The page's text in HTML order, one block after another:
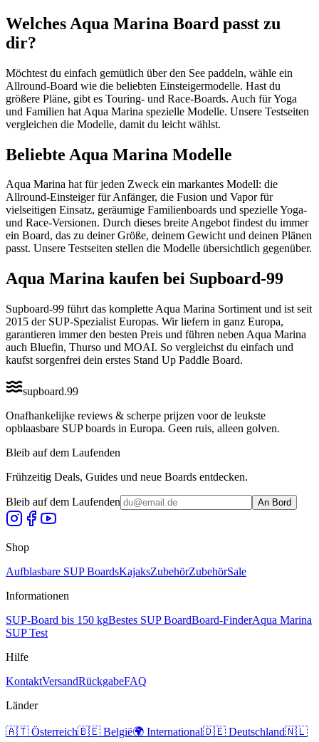
Welches Aqua Marina Board passt zu
dir?
Möchtest du einfach gemütlich über den See paddeln, wähle ein
Allround-Board wie die beliebten Einsteigermodelle. Hast du
größere Pläne, gibt es Touring- und Race-Boards. Auch für Yoga
und Familien hat Aqua Marina spezielle Modelle. Unsere Testseiten
vergleichen die Modelle, damit du leicht wählst.
Beliebte Aqua Marina Modelle
Aqua Marina hat für jeden Zweck ein markantes Modell: die
Allround-Einsteiger für Anfänger, die Fusion und Vapor für
vielseitigen Einsatz, geräumige Familienboards und spezielle Yoga-
und Race-Versionen. Durch dieses breite Angebot findest du immer
ein Board, das zu deiner Größe, deinem Gewicht und deinen Plänen
passt. Unsere Testseiten stellen die Modelle übersichtlich gegenüber.
Aqua Marina kaufen bei Supboard-99
Supboard-99 führt das komplette Aqua Marina Sortiment und ist seit
2015 der SUP-Spezialist Europas. Wir liefern in ganz Europa,
garantieren immer den besten Preis und führen neben Aqua Marina
auch Bluefin, Thurso und MOAI. So vergleichst du einfach und
kaufst sorgenfrei dein erstes Stand Up Paddle Board.
supboard.99
Onafhankelijke reviews & scherpe prijzen voor de leukste
opblaasbare SUP boards in Europa. Geen ruis, alleen golven.
Bleib auf dem Laufenden
Frühzeitig Deals, Guides und neue Boards entdecken.
Bleib auf dem Laufenden An Bord
Shop
Aufblasbare SUP BoardsKajaksZubehörZubehörSale
Informationen
SUP-Board bis 150 kgBestes SUP BoardBoard-FinderAqua Marina
SUP Test
Hilfe
KontaktVersandRückgabeFAQ
Länder
🇦🇹 Österreich🇧🇪 België🌍 International🇩🇪 Deutschland🇳🇱